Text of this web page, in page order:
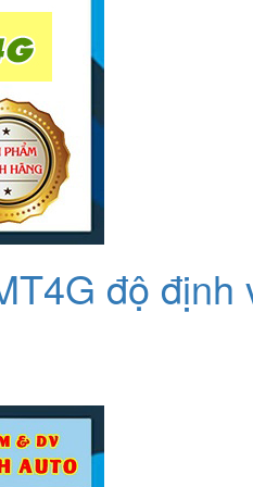
độ định